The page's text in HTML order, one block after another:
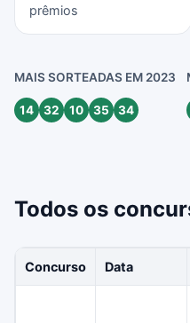
prêmios
MAIS SORTEADAS EM 2023
14 32 10 35 34
Todos os
Concurso Data